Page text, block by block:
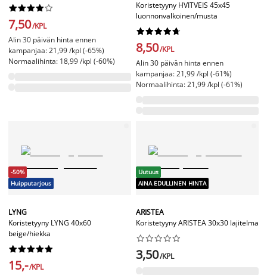






7,50/KPL
Alin 30 päivän hinta ennen
kampanjaa: 21,99 /kpl (-65%)
Normaalihinta: 18,99 /kpl (-60%)
Koristetyyny HVITVEIS 45x45
luonnonvalkoinen/musta






8,50/KPL
Alin 30 päivän hinta ennen
kampanjaa: 21,99 /kpl (-61%)
Normaalihinta: 21,99 /kpl (-61%)
-50%
Huipputarjous
LYNG
Koristetyyny LYNG 40x60
beige/hiekka






15,-/KPL
Uutuus
AINA EDULLINEN HINTA
ARISTEA
Koristetyyny ARISTEA 30x30 lajitelma






3,50/KPL